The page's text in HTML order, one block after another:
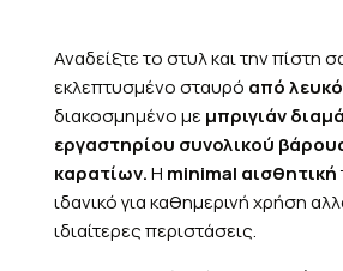
Αναδείξτε το στυλ και την πίστη
εκλεπτυσμένο σταυρό από
διακοσμημένο με μπριγιάν
εργαστηρίου συνολικού
καρατίων.Η minimal αισθητική
ιδανικό για καθημερινή χρήση
ιδιαίτερες περιστάσεις.